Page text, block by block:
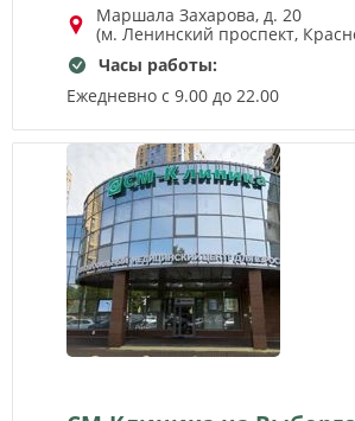
Маршала Захарова, д. 20
(м. Ленинский проспект,
Часы работы:
Ежедневно с 9.00 до 22.00